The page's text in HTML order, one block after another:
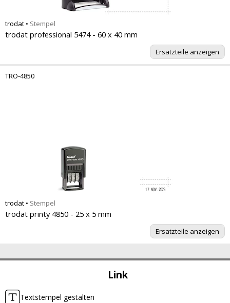
Link
Textstempel gestalten
trodat • Stempel
trodat professional 5474 - 60 x 40 mm
Ersatzteile anzeigen
TRO-4850
trodat • Stempel
trodat printy 4850 - 25 x 5 mm
Ersatzteile anzeigen